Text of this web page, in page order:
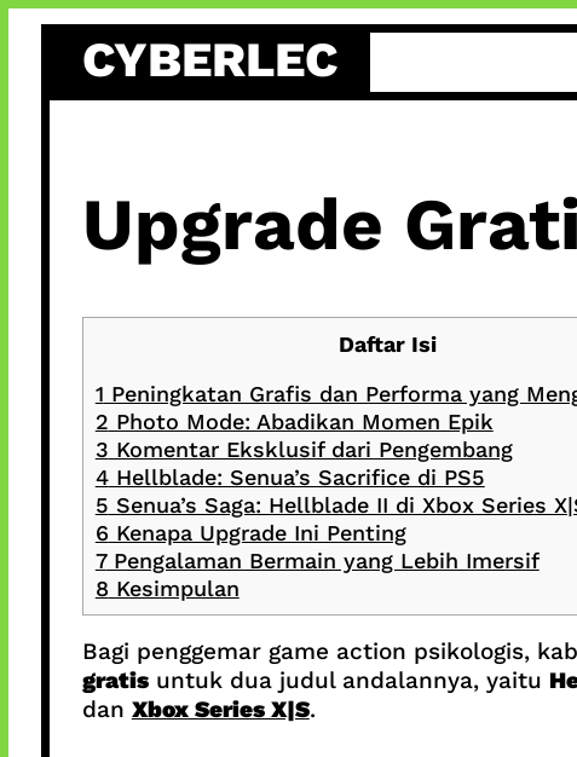
content
CYBERLEC
Upgrade
Daftar Isi
1 Peningkatan Grafis dan Performa yang
2 Photo Mode: Abadikan Momen Epik
3 Komentar Eksklusif dari Pengembang
4Hellblade: Senua’s Sacrifice di PS5
5 Senua’s Saga: Hellblade II di Xbox Series
6 Kenapa Upgrade Ini Penting
7Pengalaman Bermain yang Lebih Imersif
8 Kesimpulan
Bagi penggemar game action psikologis,
gratisuntuk dua judul andalannya, yaitu
dan Xbox Series X|S.